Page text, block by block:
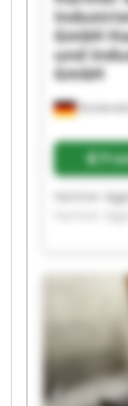
GmbH
und
GmbH
Hartner
Hartner
Hartner
Hartner
Hartner
Hartner
Hartner
Hartner
Hartner